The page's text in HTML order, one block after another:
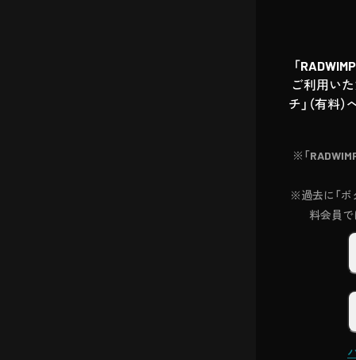
「
ご利用い
チ」（有料
※「
※過去に「ボ
料会員